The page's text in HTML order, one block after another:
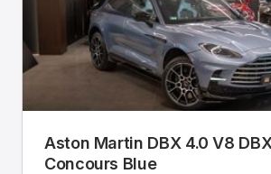
Aston Martin DBX 4.0 V8
Concours Blue